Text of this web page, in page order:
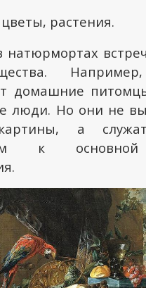
цветы, растения.
натюрмортах
домашние
люди. Но они не
а
к